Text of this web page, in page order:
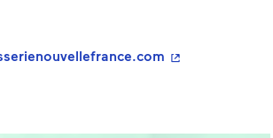
- Cet